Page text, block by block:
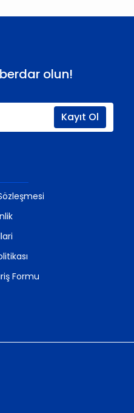
olun!
Kayıt Ol
Formu